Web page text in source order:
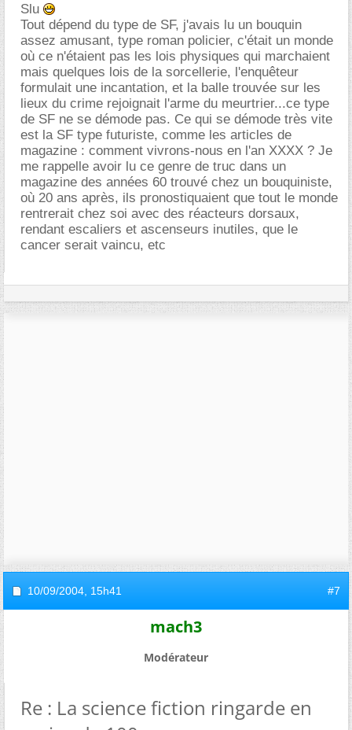
Slu
Tout dépend du type de SF, j'avais lu un bouquin
assez amusant, type roman policier, c'était un monde
où ce n'étaient pas les lois physiques qui marchaient
mais quelques lois de la sorcellerie, l'enquêteur
formulait une incantation, et la balle trouvée sur les
lieux du crime rejoignait l'arme du meurtrier...ce type
de SF ne se démode pas. Ce qui se démode très vite
est la SF type futuriste, comme les articles de
magazine : comment vivrons-nous en l'an XXXX ? Je
me rappelle avoir lu ce genre de truc dans un
magazine des années 60 trouvé chez un bouquiniste,
où 20 ans après, ils pronostiquaient que tout le monde
rentrerait chez soi avec des réacteurs dorsaux,
rendant escaliers et ascenseurs inutiles, que le
cancer serait vaincu, etc
10/09/2004, 15h41 #7
mach3
Modérateur
Re : La science fiction ringarde en